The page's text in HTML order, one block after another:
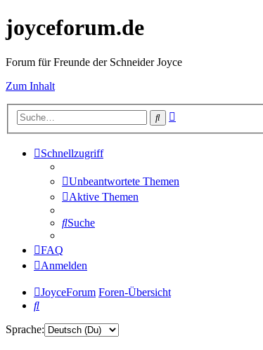
joyceforum.de
Forum für Freunde der Schneider Joyce
Zum Inhalt
Suche
Schnellzugriff
Unbeantwortete Themen
Aktive Themen
Suche
FAQ
Anmelden
JoyceForum Foren-Übersicht
Suche
Sprache: